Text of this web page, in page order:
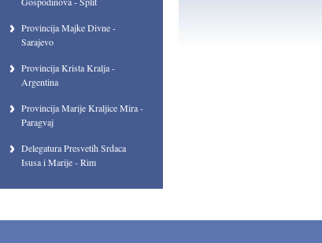
Provincija Majke Divne -
Sarajevo
Provincija Krista Kralja -
Argentina
Provincija Marije Kraljice Mira -
Paragvaj
Delegatura Presvetih Srdaca
Isusa i Marije - Rim